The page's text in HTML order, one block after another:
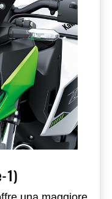
1)